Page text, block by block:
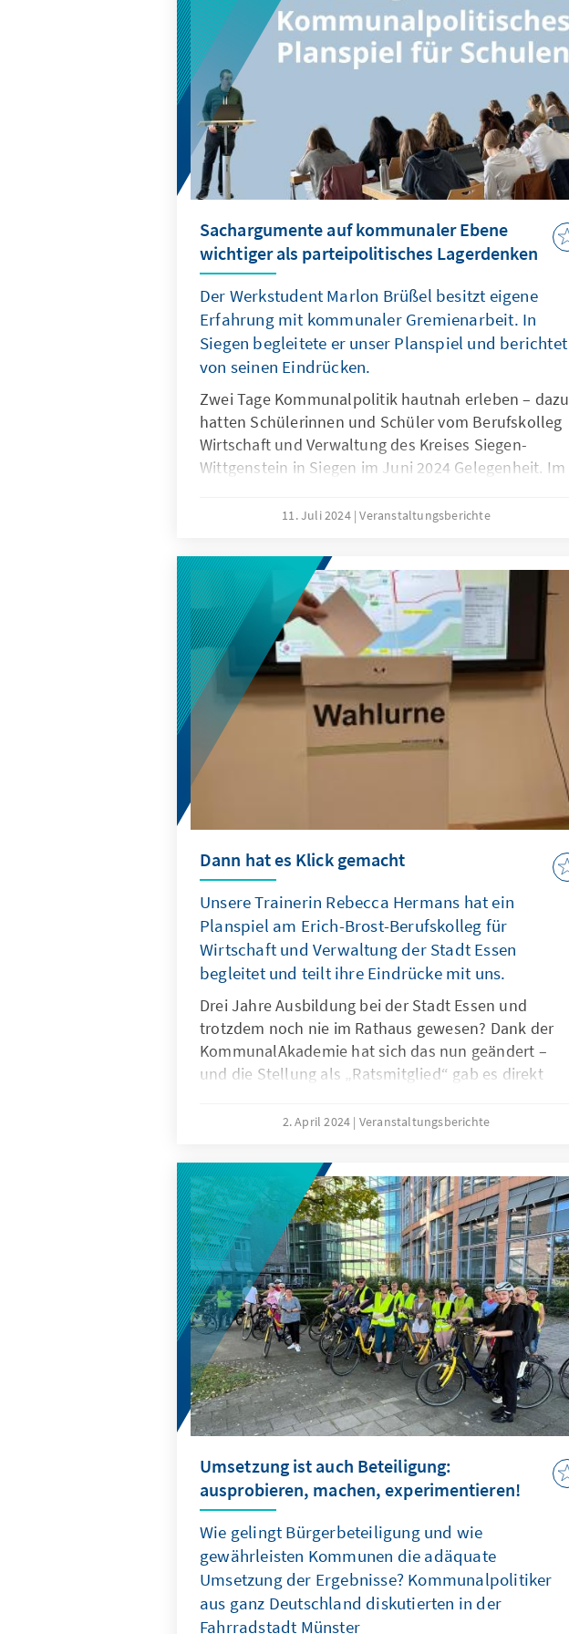
Ein neuer (nationaler) Standard für Urbane Digitale
Zwillinge bietet den Städten und Kommunen
Orientierung für die Umsetzung.
Sachargumente auf kommunaler Ebene
wichtiger als parteipolitisches Lagerdenken
Der Werkstudent Marlon Brüßel besitzt eigene
Erfahrung mit kommunaler Gremienarbeit. In
Siegen begleitete er unser Planspiel und berichtet
von seinen Eindrücken.
Zwei Tage Kommunalpolitik hautnah erleben – dazu
hatten Schülerinnen und Schüler vom Berufskolleg
Wirtschaft und Verwaltung des Kreises Siegen-
Wittgenstein in Siegen im Juni 2024 Gelegenheit. Im
KommunalAkademie haben sie unter Anleitung von
eine Stadtratssitzung simuliert.
11. Juli 2024 Veranstaltungsberichte
Dann hat es Klick gemacht
Unsere Trainerin Rebecca Hermans hat ein
Planspiel am Erich-Brost-Berufskolleg für
Wirtschaft und Verwaltung der Stadt Essen
begleitet und teilt ihre Eindrücke mit uns.
Drei Jahre Ausbildung bei der Stadt Essen und
trotzdem noch nie im Rathaus gewesen? Dank der
KommunalAkademie hat sich das nun geändert –
und die Stellung als „Ratsmitglied“ gab es direkt
„nur“ Ratsmitglieder der fiktiven Stadt Wattenburg,
2. April 2024 Veranstaltungsberichte
Umsetzung ist auch Beteiligung:
ausprobieren, machen, experimentieren!
Wie gelingt Bürgerbeteiligung und wie
gewährleisten Kommunen die adäquate
Umsetzung der Ergebnisse? Kommunalpolitiker
aus ganz Deutschland diskutierten in der
Fahrradstadt Münster